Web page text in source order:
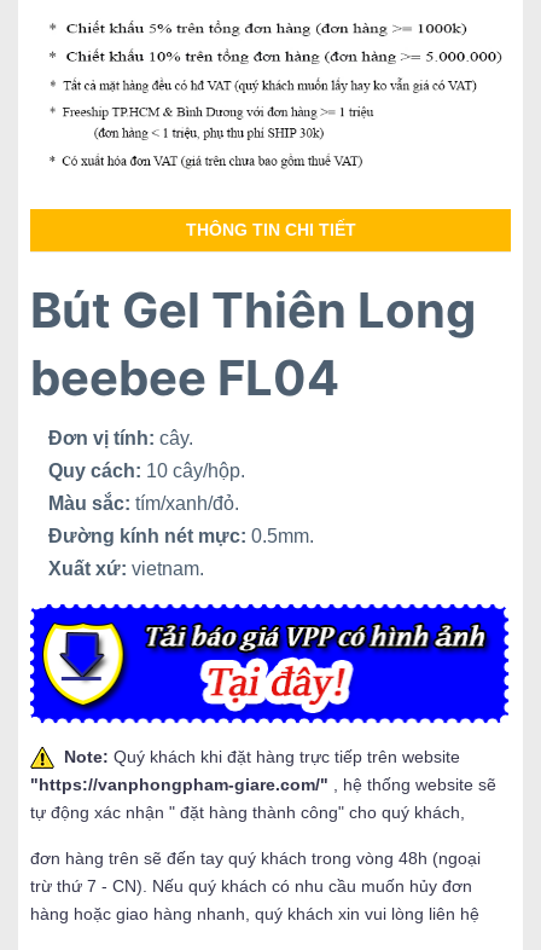
THÔNG TIN CHI TIẾT
Bút Gel Thiên Long
beebee FL04
Đơn vị tính: cây.
Quy cách: 10 cây/hộp.
Màu sắc: tím/xanh/đỏ.
Đường kính nét mực: 0.5mm.
Xuất xứ: vietnam.
Note: Quý khách khi đặt hàng trực tiếp trên website
"https://vanphongpham-giare.com/"
, hệ thống website sẽ
tự động xác nhận " đặt hàng thành công" cho quý khách,
đơn hàng trên sẽ đến tay quý khách trong vòng 48h (ngoại
trừ thứ 7 - CN). Nếu quý khách có nhu cầu muốn hủy đơn
hàng hoặc giao hàng nhanh, quý khách xin vui lòng liên hệ